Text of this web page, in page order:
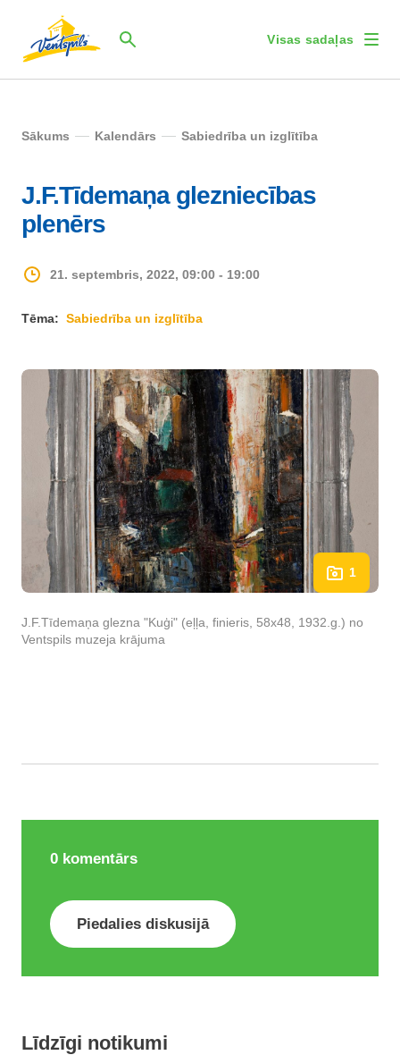
Visas sadaļas
Sākums Kalendārs Sabiedrība un izglītība
J.F.Tīdemaņa glezniecības
plenērs
21. septembris, 2022, 09:00 - 19:00
Tēma: Sabiedrība un izglītība
1
J.F.Tīdemaņa glezna "Kuģi" (eļļa, finieris, 58x48, 1932.g.) no
Ventspils muzeja krājuma
0 komentārs
Piedalies diskusijā
Līdzīgi notikumi